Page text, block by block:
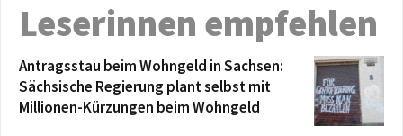
Leserinnen empfehlen
Antragsstau beim Wohngeld in Sachsen:
Sächsische Regierung plant selbst mit
Millionen-Kürzungen beim Wohngeld